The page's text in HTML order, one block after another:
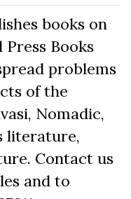
books on
Press Books
problems
of the
Nomadic,
literature,
Contact us
and to